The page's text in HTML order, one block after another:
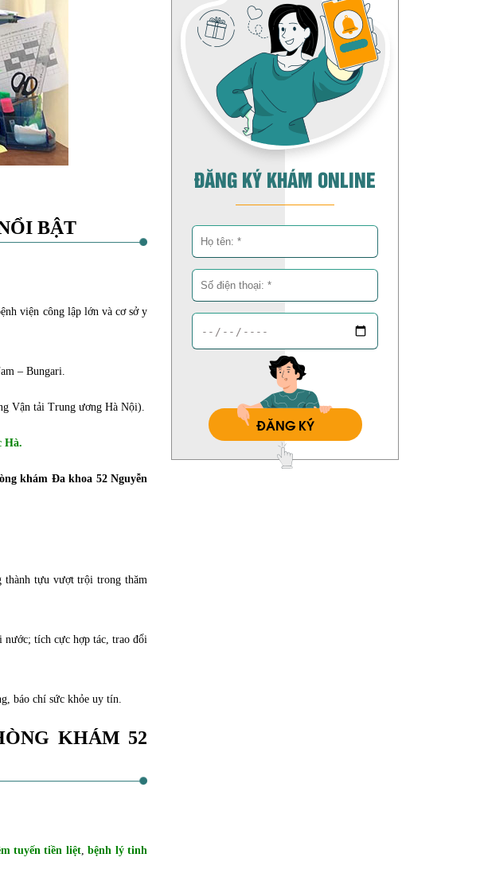
BẬT
viện công lập lớn và cơ sở y
– Bungari.
Vận tải Trung ương Hà Nội).
Hà.
khám Đa khoa 52 Nguyễn
thành tựu vượt trội trong thăm
tích cực hợp tác, trao đổi
báo chí sức khỏe uy tín.
KHÁM 52
tuyến tiền liệt,bệnh lý tinh
ĐĂNG KÝ KHÁM ONLINE
ĐĂNG KÝ